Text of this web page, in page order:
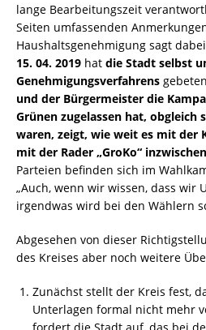
lange Bearbeitungszeit
Seiten umfassenden
Haushaltsgenehmigung sagt
15. 04. 2019 hat die Stadt selbst
Genehmigungsverfahrens
und der Bürgermeister die
Grünen zugelassen hat, obgleich
waren, zeigt, wie weit es mit der
mit der Rader „GroKo“
Parteien befinden sich im
„Auch, wenn wir wissen, dass wir
irgendwas wird bei den Wählern
Abgesehen von dieser
des Kreises aber noch weitere
Zunächst stellt der Kreis fest,
Unterlagen formal nicht mehr